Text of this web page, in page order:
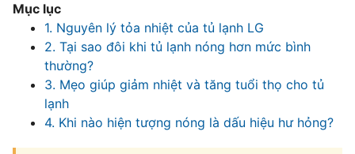
Mục lục
1. Nguyên lý tỏa nhiệt của tủ lạnh LG
2. Tại sao đôi khi tủ lạnh nóng hơn mức bình
thường?
3. Mẹo giúp giảm nhiệt và tăng tuổi thọ cho tủ
lạnh
4. Khi nào hiện tượng nóng là dấu hiệu hư hỏng?